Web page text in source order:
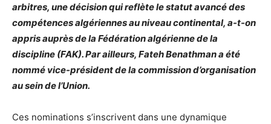
arbitres, une décision qui reflète le statut avancé des
compétences algériennes au niveau continental, a-t-on
appris auprès de la Fédération algérienne de la
discipline (FAK). Par ailleurs, Fateh Benathman a été
nommé vice-président de la commission d’organisation
au sein de l’Union.
Ces nominations s’inscrivent dans une dynamique